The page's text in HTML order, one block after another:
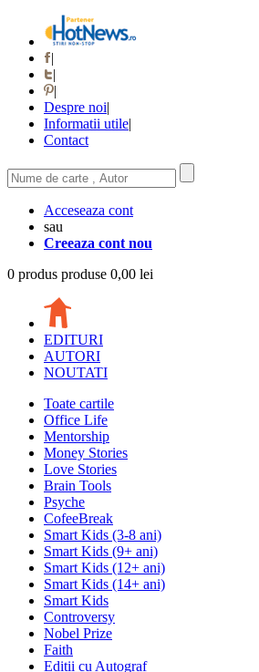
|
|
|
Despre noi|
Informatii utile|
Contact
Acceseaza cont
sau
Creeaza cont nou
0 produs produse 0,00 lei
EDITURI
AUTORI
NOUTATI
Toate cartile
Office Life
Mentorship
Money Stories
Love Stories
Brain Tools
Psyche
CofeeBreak
Smart Kids (3-8 ani)
Smart Kids (9+ ani)
Smart Kids (12+ ani)
Smart Kids (14+ ani)
Smart Kids
Controversy
Nobel Prize
Faith
Editii cu Autograf